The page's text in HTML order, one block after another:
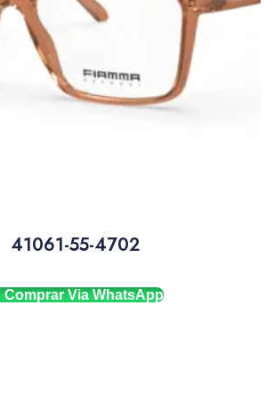
41061-55-4702
Comprar Via WhatsApp